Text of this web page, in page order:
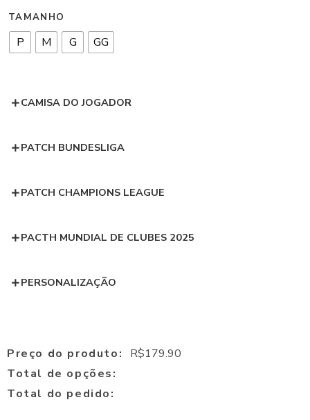
TAMANHO
P M G GG
CAMISA DO JOGADOR
PATCH BUNDESLIGA
PATCH CHAMPIONS LEAGUE
PACTH MUNDIAL DE CLUBES 2025
PERSONALIZAÇÃO
Preço do produto: R$179.90
Total de opções:
Total do pedido: